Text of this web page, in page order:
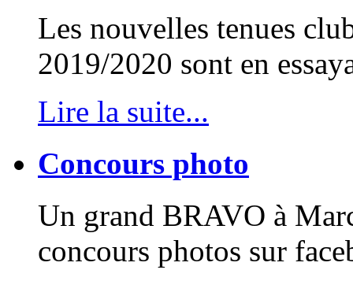
Les nouvelles tenues
2019/2020 sont en
Lire la suite...
Concours photo
Un grand BRAVO à
concours photos sur